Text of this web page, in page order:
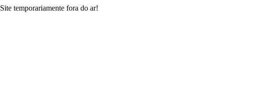
Site temporariamente fora do ar!